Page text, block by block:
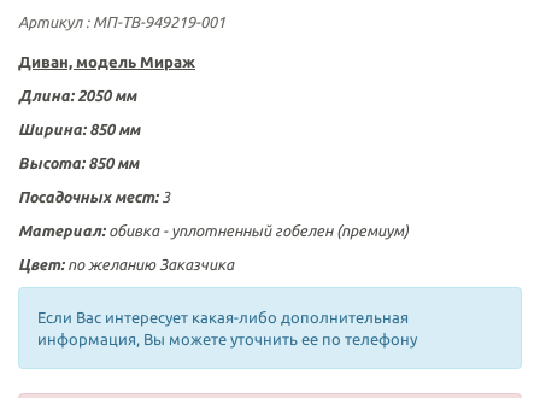
Артикул: МП-ТВ-949219-001
Диван, модель Мираж
Длина: 2050 мм
Ширина: 850 мм
Высота: 850 мм
Посадочных мест:3
Материал: обивка - уплотненный гобелен (премиум)
Цвет: по желанию Заказчика
Если Вас интересует какая-либо дополнительная
информация, Вы можете уточнить ее по телефону